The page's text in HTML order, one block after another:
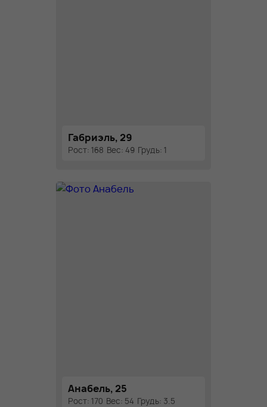
Габриэль, 29
Рост: 168 Вес: 49 Грудь: 1
Анабель, 25
Рост: 170 Вес: 54 Грудь: 3.5